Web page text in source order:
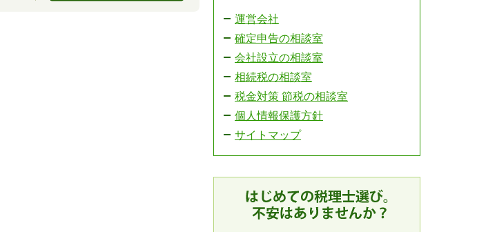
運営会社
確定申告の相談室
会社設立の相談室
相続税の相談室
税金対策 節税の相談室
個人情報保護方針
サイトマップ